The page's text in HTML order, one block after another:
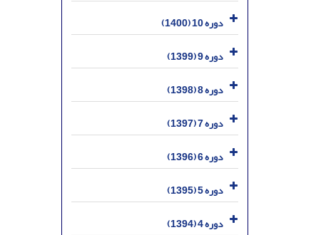
دوره 10 (1400)
دوره 9 (1399)
دوره 8 (1398)
دوره 7 (1397)
دوره 6 (1396)
دوره 5 (1395)
دوره 4 (1394)